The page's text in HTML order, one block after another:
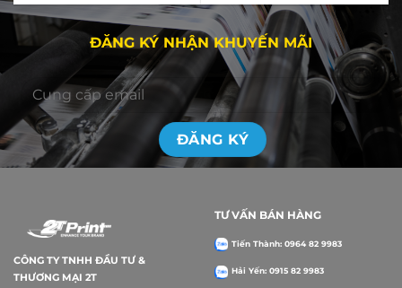
ĐĂNG KÝ NHẬN KHUYẾN MÃI
CÔNG TY TNHH ĐẦU TƯ &
THƯƠNG MẠI 2T
TƯ VẤN BÁN HÀNG
Tiến Thành: 0964 82 9983
Hải Yến: 0915 82 9983